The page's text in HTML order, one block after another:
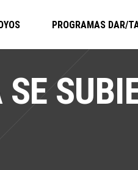
PROGRAMAS DAR/